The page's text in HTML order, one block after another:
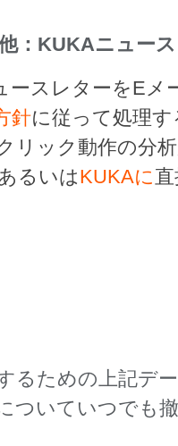
：KUKAニュー
ースレターをE
針に従って処理
リック動作の分
るいはKUKAに
るための上記デ
ついていつでも撤